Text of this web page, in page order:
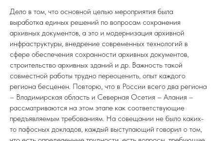
Дело в том, что основной целью мероприятия была
выработка единых решений по вопросам сохранения
архивных документов, а это и модернизация архивной
инфраструктуры, внедрение современных технологий в
сфере обеспечения сохранности архивных документов,
строительство архивных зданий и др. Важность такой
совместной работы трудно переоценить, опыт каждого
региона бесценен. Повторю, что в России всего два региона
– Владимирская область и Северная Осетия – Алания –
рассматриваются на этом этапе как соответствующие
предъявляемым требованиям. На совещании не было каких-
то пафосных докладов, каждый выступающий говорил о том,